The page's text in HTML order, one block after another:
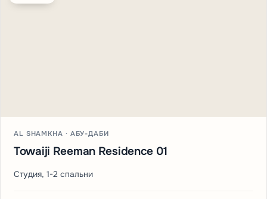
AL SHAMKHA · АБУ-ДАБИ
Towaiji Reeman Residence 01
Студия, 1-2 спальни